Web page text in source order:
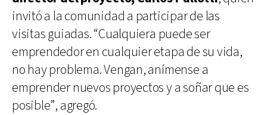
invitó a la comunidad a participar de las
visitas guiadas. “Cualquiera puede ser
emprendedor en cualquier etapa de su vida,
no hay problema. Vengan, anímense a
emprender nuevos proyectos y a soñar que es
posible”, agregó.